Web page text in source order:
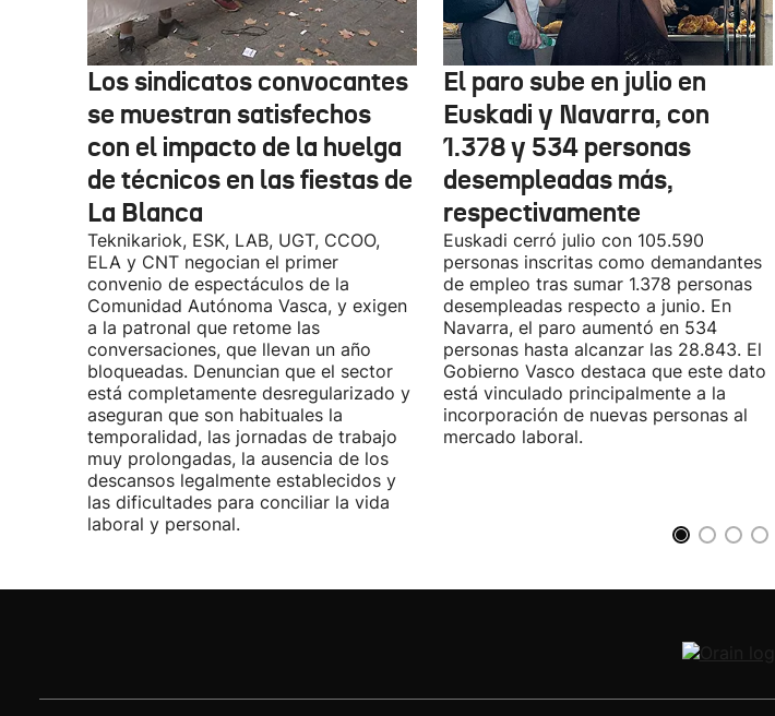
Los sindicatos convocantes
se muestran satisfechos
con el impacto de la huelga
de técnicos en las fiestas de
La Blanca
Teknikariok, ESK, LAB, UGT, CCOO,
ELA y CNT negocian el primer
convenio de espectáculos de la
Comunidad Autónoma Vasca, y exigen
a la patronal que retome las
conversaciones, que llevan un año
bloqueadas. Denuncian que el sector
está completamente desregularizado y
aseguran que son habituales la
temporalidad, las jornadas de trabajo
muy prolongadas, la ausencia de los
descansos legalmente establecidos y
las dificultades para conciliar la vida
laboral y personal.
El paro sube en julio en
Euskadi y Navarra, con
1.378 y 534 personas
desempleadas más,
respectivamente
Euskadi cerró julio con 105.590
personas inscritas como demandantes
de empleo tras sumar 1.378 personas
desempleadas respecto a junio. En
Navarra, el paro aumentó en 534
personas hasta alcanzar las 28.843. El
Gobierno Vasco destaca que este dato
está vinculado principalmente a la
incorporación de nuevas personas al
mercado laboral.